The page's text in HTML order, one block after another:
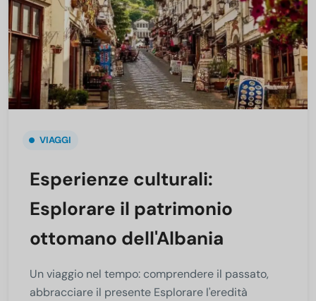
VIAGGI
Esperienze culturali:
Esplorare il patrimonio
ottomano dell'Albania
Un viaggio nel tempo: comprendere il passato,
abbracciare il presente Esplorare l'eredità